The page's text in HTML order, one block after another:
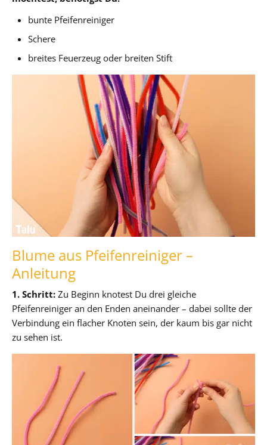
bunte Pfeifenreiniger
Schere
breites Feuerzeug oder breiten Stift
Blume aus Pfeifenreiniger –
Anleitung
1. Schritt: Zu Beginn knotest Du drei gleiche
Pfeifenreiniger an den Enden aneinander – dabei sollte der
Verbindung ein flacher Knoten sein, der kaum bis gar nicht
zu sehen ist.